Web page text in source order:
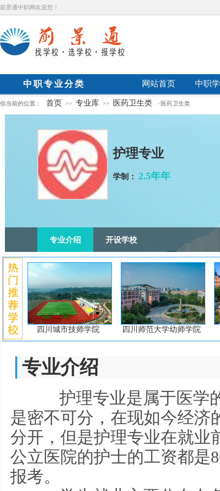
前景通中职网欢迎您！
中职专业分类 网站首页 中职
你当前的位置： 首页 >> 专业库 >> 医药卫生类 > 医药卫生类
护理专业
学制： 2.5年年
专业介绍 开设学校
四川城市技师学院 四川师范大学幼师学院
专业介绍
护理专业是属于医学
是密不可分，在现如今经济
分开，但是护理专业在就业
公立医院的护士的工资都是
报考。